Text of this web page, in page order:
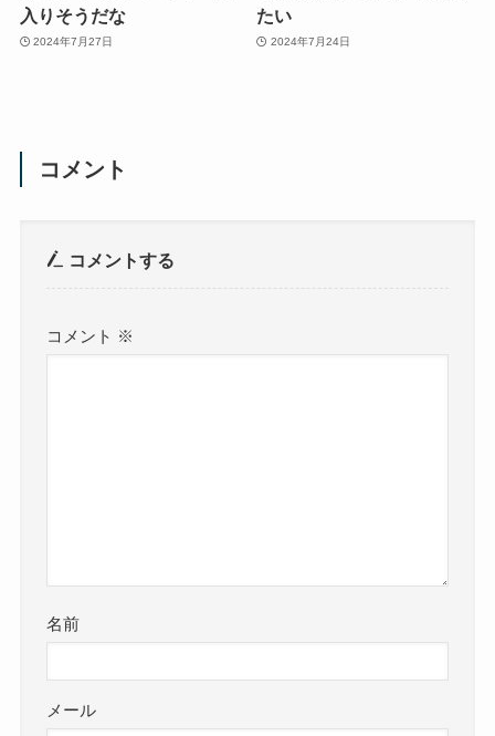
入りそうだな
2024年7月27日
たい
2024年7月24日
コメント
コメントする
コメント ※
名前
メール